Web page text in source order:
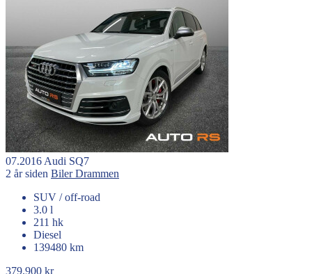
07.2016 Audi SQ7
2 år siden BilerDrammen
SUV / off-road
3.0 l
211 hk
Diesel
139480 km
379.900 kr